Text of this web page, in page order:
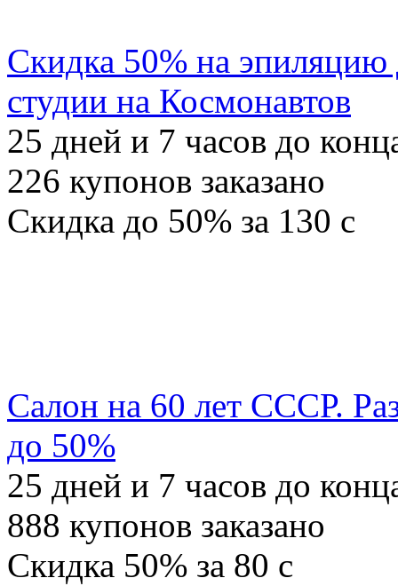
Скидка 50% на
студии на Космонавтов
25 дней и 7 часов до
226 купонов заказано
Скидка до 50% за 130 c
Салон на 60 лет СССР.
до 50%
25 дней и 7 часов до
888 купонов заказано
Скидка 50% за 80 c